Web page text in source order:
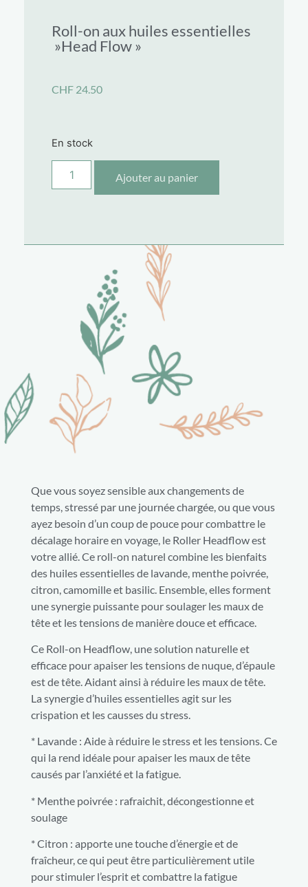
Roll-on aux huiles essentielles
»Head Flow »
CHF 24.50
En stock
Ajouter au panier
Que vous soyez sensible aux changements de
temps, stressé par une journée chargée, ou que vous
ayez besoin d’un coup de pouce pour combattre le
décalage horaire en voyage, le Roller Headflow est
votre allié. Ce roll-on naturel combine les bienfaits
des huiles essentielles de lavande, menthe poivrée,
citron, camomille et basilic. Ensemble, elles forment
une synergie puissante pour soulager les maux de
tête et les tensions de manière douce et efficace.
Ce Roll-on Headflow, une solution naturelle et
efficace pour apaiser les tensions de nuque, d’épaule
est de tête. Aidant ainsi à réduire les maux de tête.
La synergie d’huiles essentielles agit sur les
crispation et les causses du stress.
* Lavande : Aide à réduire le stress et les tensions. Ce
qui la rend idéale pour apaiser les maux de tête
causés par l’anxiété et la fatigue.
* Menthe poivrée : rafraichit, décongestionne et
soulage
* Citron : apporte une touche d’énergie et de
fraîcheur, ce qui peut être particulièrement utile
pour stimuler l’esprit et combattre la fatigue